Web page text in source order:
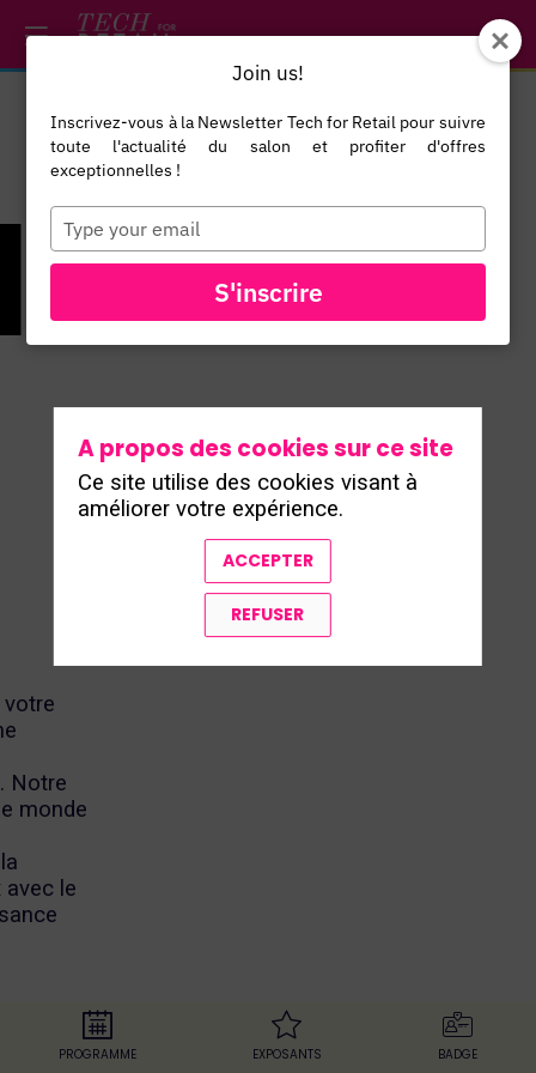
TOUS LES
votre
Notre
monde
le
PROGRAMME EXPOSANTS BADGE
A propos des cookies sur ce site
Ce site utilise des cookies visant à
améliorer votre expérience.
ACCEPTER
REFUSER
*/
Join us!
Inscrivez-vous à la Newsletter Tech for Retail pour suivre
toute l'actualité du salon et profiter d'offres
exceptionnelles !
Type
your
email
S'inscrire